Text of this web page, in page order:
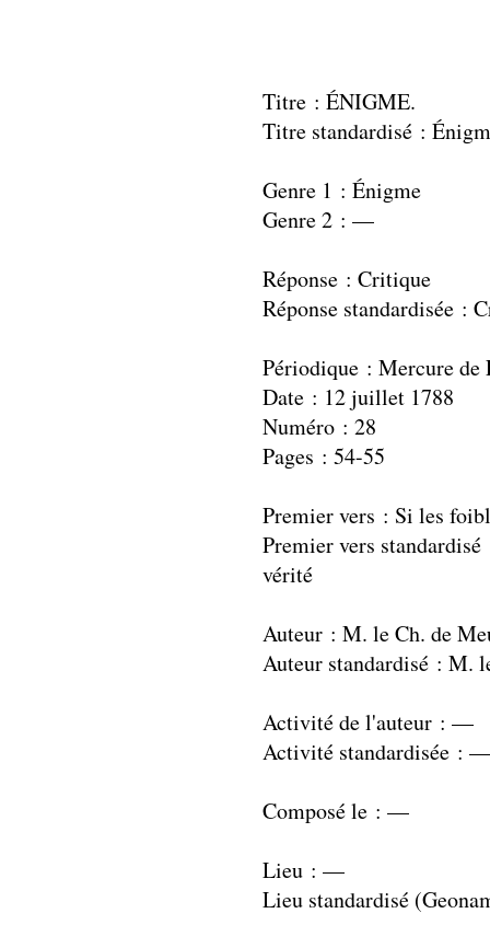
Titre : ÉNIGME.
Titre standardisé :
Genre 1 : Énigme
Genre 2 : —
Réponse : Critique
Réponse standardisée :
Périodique : Mercure de
Date : 12 juillet 1788
Numéro : 28
Pages : 54-55
Premier vers : Si les
Premier vers
vérité
Auteur : M. le Ch. de
Auteur standardisé : M.
Activité de l'auteur : —
Activité standardisée : —
Composé le : —
Lieu : —
Lieu standardisé